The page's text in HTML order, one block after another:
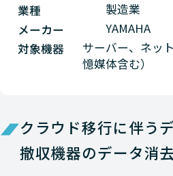
業種
製造業
メーカー
YAMAHA
対象機器
サーバー、ネッ
憶媒体含む）
クラウド移行に伴う
撤収機器のデータ消